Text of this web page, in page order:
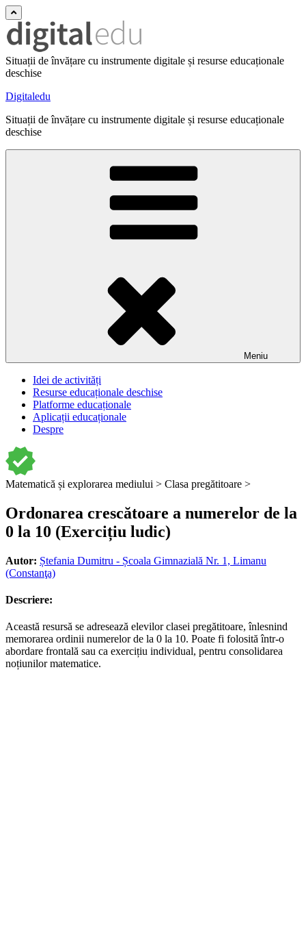
Situații de învățare cu instrumente digitale și resurse educaționale
deschise
Digitaledu
Situații de învățare cu instrumente digitale și resurse educaționale
deschise
Meniu
Idei de activități
Resurse educaționale deschise
Platforme educaționale
Aplicații educaționale
Despre
Matematică și explorarea mediului > Clasa pregătitoare >
Ordonarea crescătoare a numerelor de la
0 la 10 (Exercițiu ludic)
Autor: Ștefania Dumitru - Școala Gimnazială Nr. 1, Limanu
(Constanţa)
Descriere:
Această resursă se adresează elevilor clasei pregătitoare, înlesnind
memorarea ordinii numerelor de la 0 la 10. Poate fi folosită într-o
abordare frontală sau ca exercițiu individual, pentru consolidarea
noțiunilor matematice.